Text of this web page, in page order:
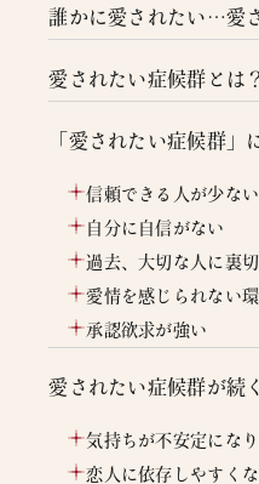
誰かに愛されたい…愛
愛されたい症候群とは
「愛されたい症候群」
信頼できる人が少ない
自分に自信がない
過去、大切な人に裏
愛情を感じられない
承認欲求が強い
愛されたい症候群が続
気持ちが不安定にな
恋人に依存しやすくな